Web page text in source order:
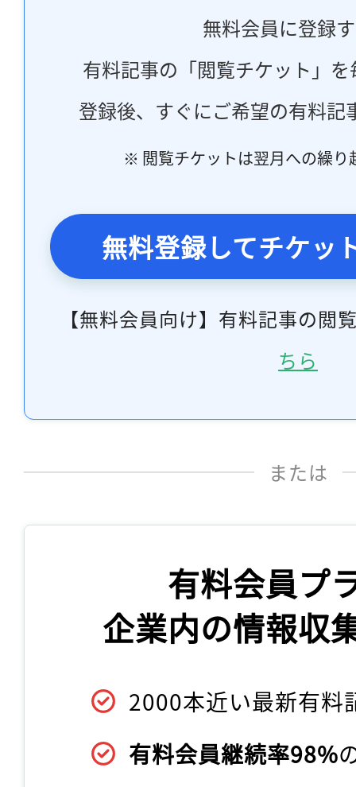
無料会員に登録
有料記事の「閲覧チケット」
登録後、すぐにご希望の有料記
※ 閲覧チケットは翌月への繰り
無料登録してチケッ
【無料会員向け】有料記事の閲
ちら
または
有料会員プ
企業内の情報収
2000本近い最新有料
有料会員継続率98%